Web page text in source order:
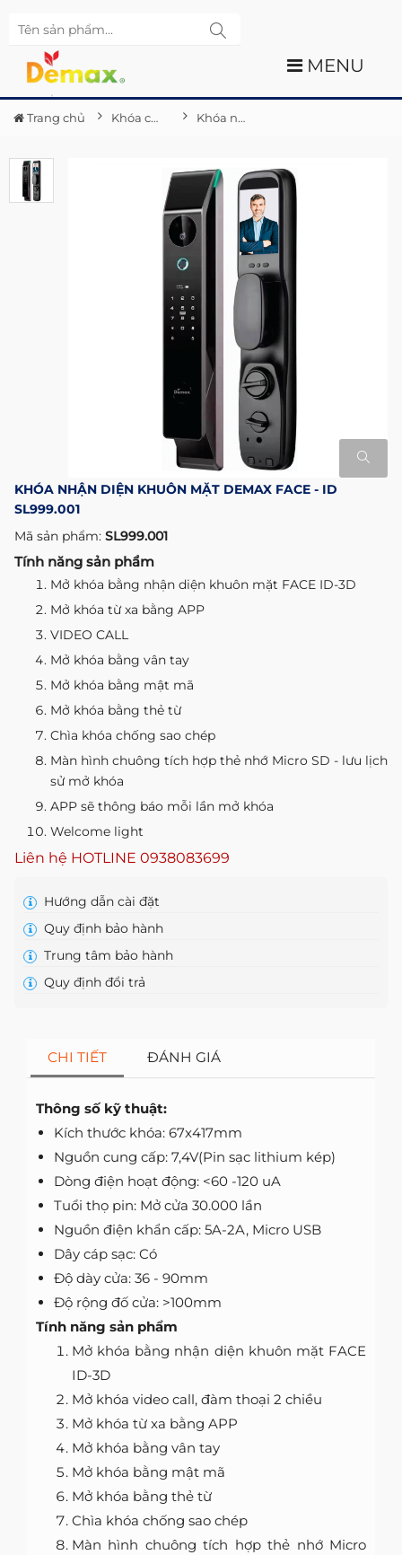
MENU
Trang chủ Khóa cửa điện tử Demax Khóa nhận diện khuôn mặt Demax FACE - ID SL999.001
KHÓA NHẬN DIỆN KHUÔN MẶT DEMAX FACE - ID
SL999.001
Mã sản phẩm: SL999.001
Tính năng sản phẩm
Mở khóa bằng nhận diện khuôn mặt FACE ID-3D
Mở khóa từ xa bằng APP
VIDEO CALL
Mở khóa bằng vân tay
Mở khóa bằng mật mã
Mở khóa bằng thẻ từ
Chìa khóa chống sao chép
Màn hình chuông tích hợp thẻ nhớ Micro SD - lưu lịch
sử mở khóa
APP sẽ thông báo mỗi lần mở khóa
Welcome light
Liên hệ HOTLINE 0938083699
Hướng dẫn cài đặt
Quy định bảo hành
Trung tâm bảo hành
Quy định đổi trả
CHI TIẾT ĐÁNH GIÁ
Thông số kỹ thuật:
Kích thước khóa: 67x417mm
Nguồn cung cấp: 7,4V(Pin sạc lithium kép)
Dòng điện hoạt động: <60 -120 uA
Tuổi thọ pin: Mở cửa 30.000 lần
Nguồn điện khẩn cấp: 5A-2A, Micro USB
Dây cáp sạc: Có
Độ dày cửa: 36 - 90mm
Độ rộng đố cửa: >100mm
Tính năng sản phẩm
Mở khóa bằng nhận diện khuôn mặt FACE
ID-3D
Mở khóa video call, đàm thoại 2 chiều
Mở khóa từ xa bằng APP
Mở khóa bằng vân tay
Mở khóa bằng mật mã
Mở khóa bằng thẻ từ
Chìa khóa chống sao chép
Màn hình chuông tích hợp thẻ nhớ Micro